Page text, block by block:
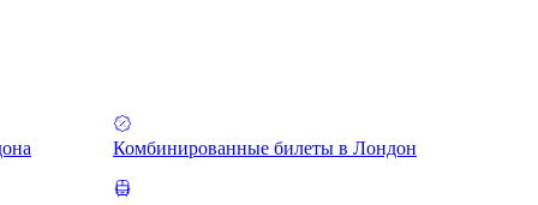
Комбинированные билеты в Лондон